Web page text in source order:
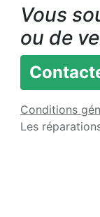
Vous
ou de
Conditions
Les